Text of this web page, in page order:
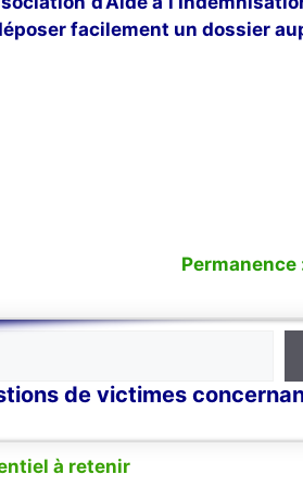
facilement un dossier
de victimes
à retenir